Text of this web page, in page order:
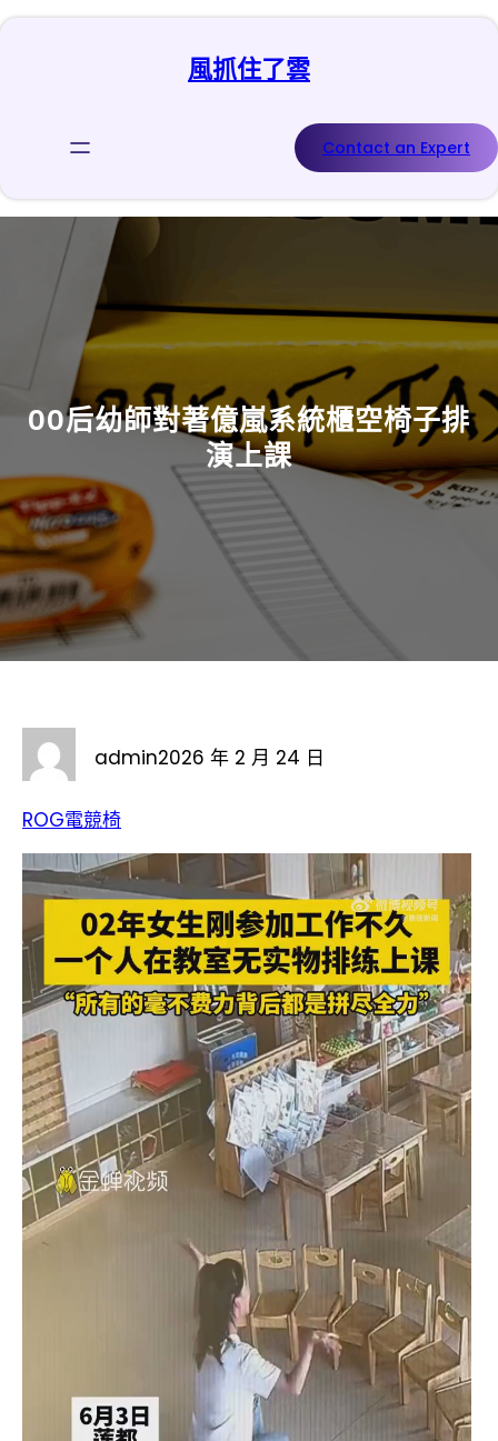
跳
風抓住了雲
Contact an Expert
00后幼師對著億嵐系統櫃空椅子排
演上課
admin2026 年 2 月 24 日
ROG電競椅